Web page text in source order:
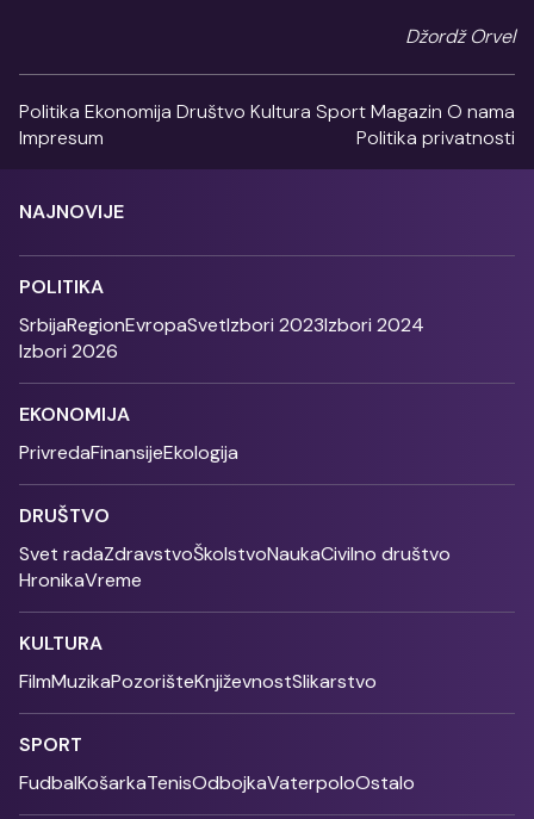
Džordž Orvel
Politika Ekonomija Društvo Kultura SportMagazin O nama
Impresum
Politika privatnosti
NAJNOVIJE
POLITIKA
SrbijaRegionEvropaSvetIzbori 2023Izbori 2024
Izbori 2026
EKONOMIJA
PrivredaFinansijeEkologija
DRUŠTVO
Svet radaZdravstvoŠkolstvoNaukaCivilno društvo
HronikaVreme
KULTURA
FilmMuzikaPozorišteKnjiževnostSlikarstvo
SPORT
FudbalKošarkaTenisOdbojkaVaterpoloOstalo